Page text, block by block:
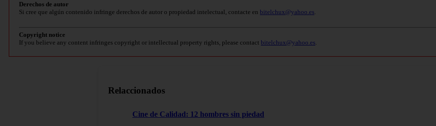
Derechos de autor
Si cree que algún contenido infringe derechos de autor o propiedad intelectual, contacte en bitelchux@yahoo.es.
Copyright notice
If you believe any content infringes copyright or intellectual property rights, please contact bitelchux@yahoo.es.
Relaccionados
Cine de Calidad: 12 hombres sin piedad